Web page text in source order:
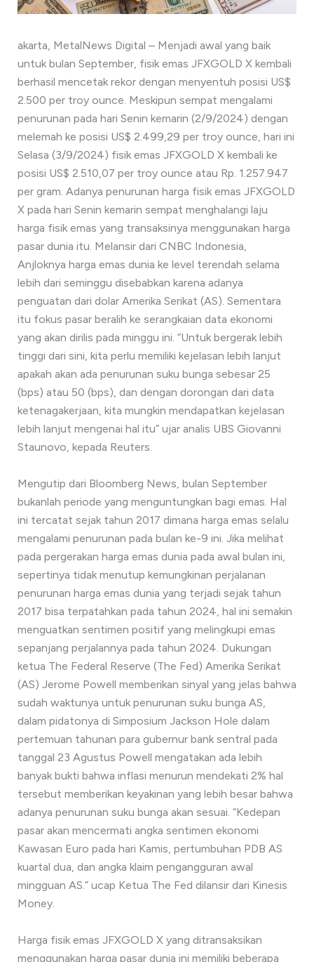
akarta, MetalNews Digital – Menjadi awal yang baik
untuk bulan September, fisik emas JFXGOLD X kembali
berhasil mencetak rekor dengan menyentuh posisi US$
2.500 per troy ounce. Meskipun sempat mengalami
penurunan pada hari Senin kemarin (2/9/2024) dengan
melemah ke posisi US$ 2.499,29 per troy ounce, hari ini
Selasa (3/9/2024) fisik emas JFXGOLD X kembali ke
posisi US$ 2.510,07 per troy ounce atau Rp. 1.257.947
per gram. Adanya penurunan harga fisik emas JFXGOLD
X pada hari Senin kemarin sempat menghalangi laju
harga fisik emas yang transaksinya menggunakan harga
pasar dunia itu. Melansir dari CNBC Indonesia,
Anjloknya harga emas dunia ke level terendah selama
lebih dari seminggu disebabkan karena adanya
penguatan dari dolar Amerika Serikat (AS). Sementara
itu fokus pasar beralih ke serangkaian data ekonomi
yang akan dirilis pada minggu ini. “Untuk bergerak lebih
tinggi dari sini, kita perlu memiliki kejelasan lebih lanjut
apakah akan ada penurunan suku bunga sebesar 25
(bps) atau 50 (bps), dan dengan dorongan dari data
ketenagakerjaan, kita mungkin mendapatkan kejelasan
lebih lanjut mengenai hal itu” ujar analis UBS Giovanni
Staunovo, kepada Reuters.
Mengutip dari Bloomberg News, bulan September
bukanlah periode yang menguntungkan bagi emas. Hal
ini tercatat sejak tahun 2017 dimana harga emas selalu
mengalami penurunan pada bulan ke-9 ini. Jika melihat
pada pergerakan harga emas dunia pada awal bulan ini,
sepertinya tidak menutup kemungkinan perjalanan
penurunan harga emas dunia yang terjadi sejak tahun
2017 bisa terpatahkan pada tahun 2024, hal ini semakin
menguatkan sentimen positif yang melingkupi emas
sepanjang perjalannya pada tahun 2024. Dukungan
ketua The Federal Reserve (The Fed) Amerika Serikat
(AS) Jerome Powell memberikan sinyal yang jelas bahwa
sudah waktunya untuk penurunan suku bunga AS,
dalam pidatonya di Simposium Jackson Hole dalam
pertemuan tahunan para gubernur bank sentral pada
tanggal 23 Agustus Powell mengatakan ada lebih
banyak bukti bahwa inflasi menurun mendekati 2% hal
tersebut memberikan keyakinan yang lebih besar bahwa
adanya penurunan suku bunga akan sesuai. “Kedepan
pasar akan mencermati angka sentimen ekonomi
Kawasan Euro pada hari Kamis, pertumbuhan PDB AS
kuartal dua, dan angka klaim pengangguran awal
mingguan AS.” ucap Ketua The Fed dilansir dari Kinesis
Money.
Harga fisik emas JFXGOLD X yang ditransaksikan
menggunakan harga pasar dunia ini memiliki beberapa